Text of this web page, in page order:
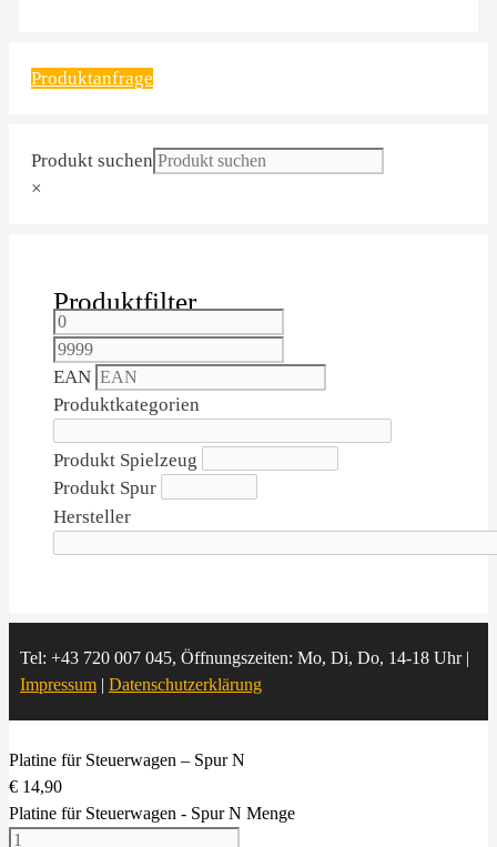
Produktanfrage
Produkt suchen
×
Produktfilter
EAN
Produktkategorien
Produkt Spielzeug
Produkt Spur
Hersteller
Tel: +43 720 007 045, Öffnungszeiten: Mo, Di, Do, 14-18 Uhr |
Impressum | Datenschutzerklärung
Platine für Steuerwagen – Spur N
€ 14,90
Platine für Steuerwagen - Spur N Menge